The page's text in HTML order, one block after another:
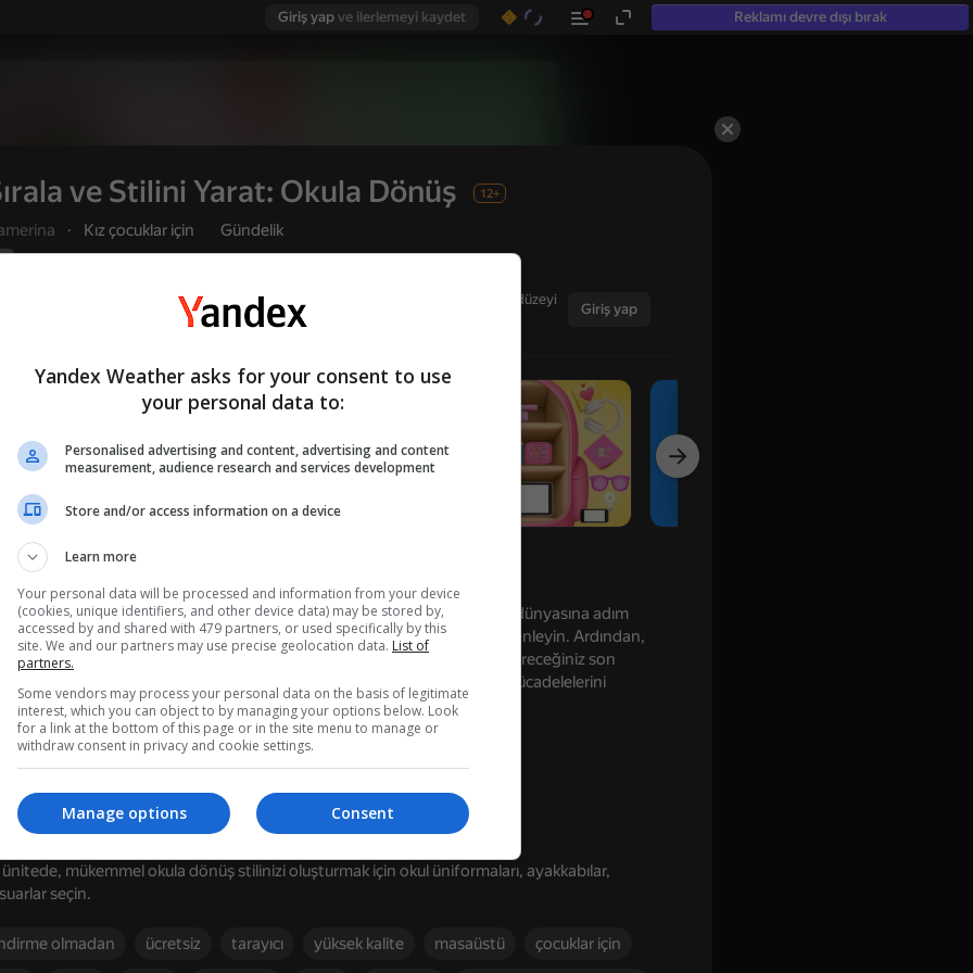
Giriş yap ve ilerlemeyi kaydet Reklamı devre dışı bırak
değerlendirmeleri 12+
Dress
69
High School Popular Girls
68
Kolej Kızlar Giydirme
ve Stilini Yarat: Okula Dönüş 12+
· Kız çocuklar için Gündelik
Yandex Games derecelendirmesi Oyuncu değerlendirmeleri
Kullanıcı adı ile giriş yapmanız, oyunda ulaştığınız düzeyi
ve tüm başarılarınızı kaydetmenizi sağlar
Giriş yap
ve giydirme oyunları karışımı olan Sırala ve Stilini Yarat: Okula Dönüş dünyasına adım
dağınık masaları, dolapları, gardıropları ve hatta bento kutularını düzenleyin. Ardından,
saç modelleri ve aksesuarlarla okul görünümünüzü şekillendireceğiniz son
zorlayın. Düzenleme oyunları, makyaj eğlencesi ve okul modası mücadelelerini
dolaplar veya gardıroplar gibi dağınık alanlarla başlayın.
doğru yere, kategoriye veya tasarıma sürükleyip bırakın.
Bir sonraki mücadeleye geçmek için düzenleme görevlerini tamamlayın.
mükemmel okula dönüş stilinizi oluşturmak için okul üniformaları, ayakkabılar,
seçin.
olmadan ücretsiz tarayıcı yüksek kalite masaüstü çocuklar için
Yandex Weather asks for your consent to use
your personal data to:
Personalised advertising and content, advertising and content
measurement, audience research and services development
Store and/or access information on a device
Learn more
Your personal data will be processed and information from your device
(cookies, unique identifiers, and other device data) may be stored by,
accessed by and shared with 479 partners, or used specifically by this
site. We and our partners may use precise geolocation data. List of
partners.
Some vendors may process your personal data on the basis of legitimate
interest, which you can object to by managing your options below. Look
for a link at the bottom of this page or in the site menu to manage or
withdraw consent in privacy and cookie settings.
Consent
Manage options